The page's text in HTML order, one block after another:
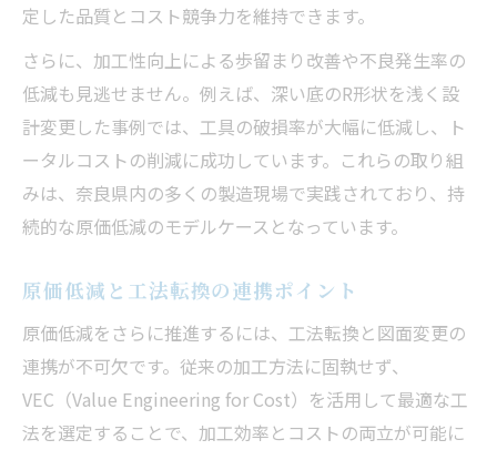
定した品質とコスト競争力を維持できます。
さらに、加工性向上による歩留まり改善や不良発生率の
低減も見逃せません。例えば、深い底のR形状を浅く設
計変更した事例では、工具の破損率が大幅に低減し、ト
ータルコストの削減に成功しています。これらの取り組
みは、奈良県内の多くの製造現場で実践されており、持
続的な原価低減のモデルケースとなっています。
原価低減と工法転換の連携ポイント
原価低減をさらに推進するには、工法転換と図面変更の
連携が不可欠です。従来の加工方法に固執せず、
VEC（Value Engineering for Cost）を活用して最適な工
法を選定することで、加工効率とコストの両立が可能に